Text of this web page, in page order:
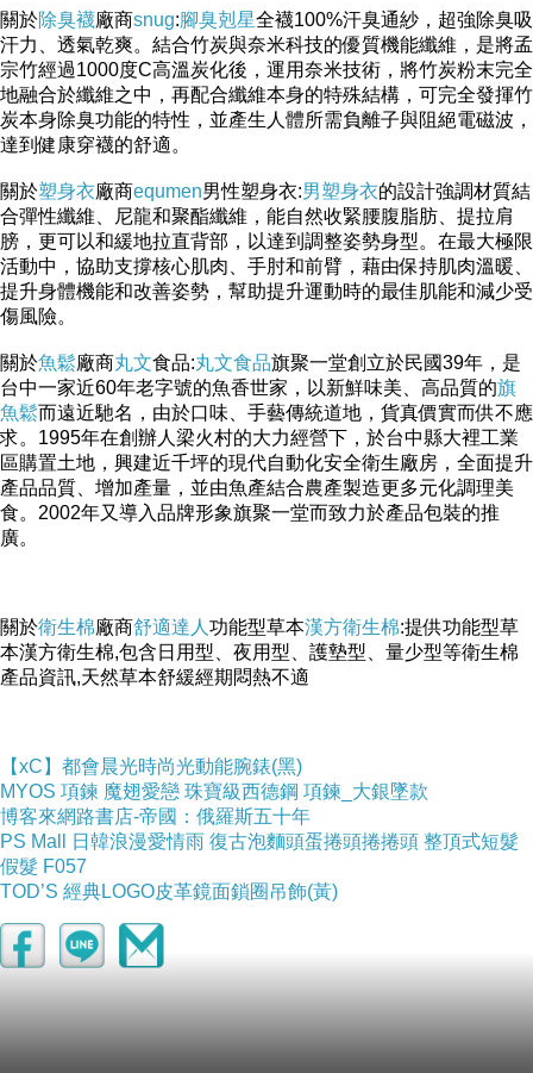
關於除臭襪廠商snug:腳臭剋星全襪100%汗臭通紗，超強除臭吸
汗力、透氣乾爽。結合竹炭與奈米科技的優質機能纖維，是將孟
宗竹經過1000度C高溫炭化後，運用奈米技術，將竹炭粉末完全
地融合於纖維之中，再配合纖維本身的特殊結構，可完全發揮竹
炭本身除臭功能的特性，並產生人體所需負離子與阻絕電磁波，
達到健康穿襪的舒適。
關於塑身衣廠商equmen男性塑身衣:男塑身衣的設計強調材質結
合彈性纖維、尼龍和聚酯纖維，能自然收緊腰腹脂肪、提拉肩
膀，更可以和緩地拉直背部，以達到調整姿勢身型。在最大極限
活動中，協助支撐核心肌肉、手肘和前臂，藉由保持肌肉溫暖、
提升身體機能和改善姿勢，幫助提升運動時的最佳肌能和減少受
傷風險。
關於魚鬆廠商丸文食品:丸文食品旗聚一堂創立於民國39年，是
台中一家近60年老字號的魚香世家，以新鮮味美、高品質的旗
魚鬆而遠近馳名，由於口味、手藝傳統道地，貨真價實而供不應
求。1995年在創辦人梁火村的大力經營下，於台中縣大裡工業
區購置土地，興建近千坪的現代自動化安全衛生廠房，全面提升
產品品質、增加產量，並由魚產結合農產製造更多元化調理美
食。2002年又導入品牌形象旗聚一堂而致力於產品包裝的推
廣。
關於衛生棉廠商舒適達人 功能型草本漢方衛生棉:提供功能型草
本漢方衛生棉,包含日用型、夜用型、護墊型、量少型等衛生棉
產品資訊,天然草本舒緩經期悶熱不適
【xC】都會晨光時尚光動能腕錶(黑)
MYOS 項鍊 魔翅愛戀 珠寶級西德鋼 項鍊_大銀墜款
博客來網路書店-帝國：俄羅斯五十年
PS Mall 日韓浪漫愛情雨 復古泡麵頭蛋捲頭捲捲頭 整頂式短髮
假髮 F057
TOD’S 經典LOGO皮革鏡面鎖圈吊飾(黃)